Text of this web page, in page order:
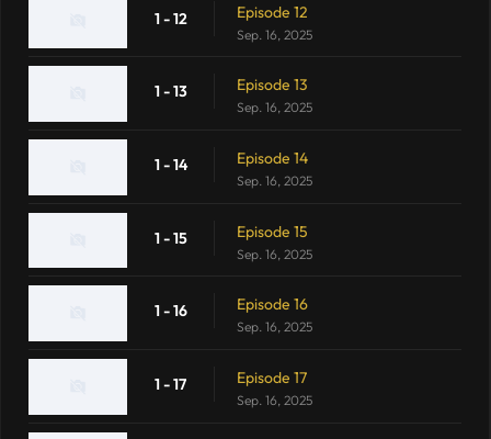
1 - 12 Episode 12
Sep. 16, 2025
1 - 13 Episode 13
Sep. 16, 2025
1 - 14 Episode 14
Sep. 16, 2025
1 - 15 Episode 15
Sep. 16, 2025
1 - 16 Episode 16
Sep. 16, 2025
1 - 17 Episode 17
Sep. 16, 2025